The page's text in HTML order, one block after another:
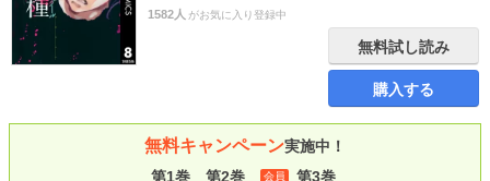
1582人 がお気に入り登録中
無料試し読み
購入する
無料キャンペーン実施中！
第1巻
第2巻 会員
第3巻